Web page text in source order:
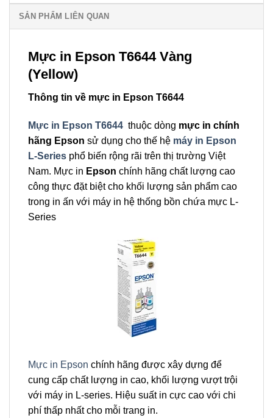
SẢN PHẨM LIÊN QUAN
Mực in Epson T6644 Vàng
(Yellow)
Thông tin về mực in Epson T6644
Mực in Epson T6644 thuộc dòng mực in chính
hãng Epson sử dụng cho thế hệ máy in Epson
L-Series phổ biến rộng rãi trên thị trường Việt
Nam. Mực in Epson chính hãng chất lượng cao
công thực đặt biệt cho khối lượng sản phẩm cao
trong in ấn với máy in hệ thống bồn chứa mực L-
Series
Mực in Epson chính hãng được xây dựng để
cung cấp chất lượng in cao, khối lượng vượt trội
với máy in L-series. Hiệu suất in cực cao với chi
phí thấp nhất cho mỗi trang in.